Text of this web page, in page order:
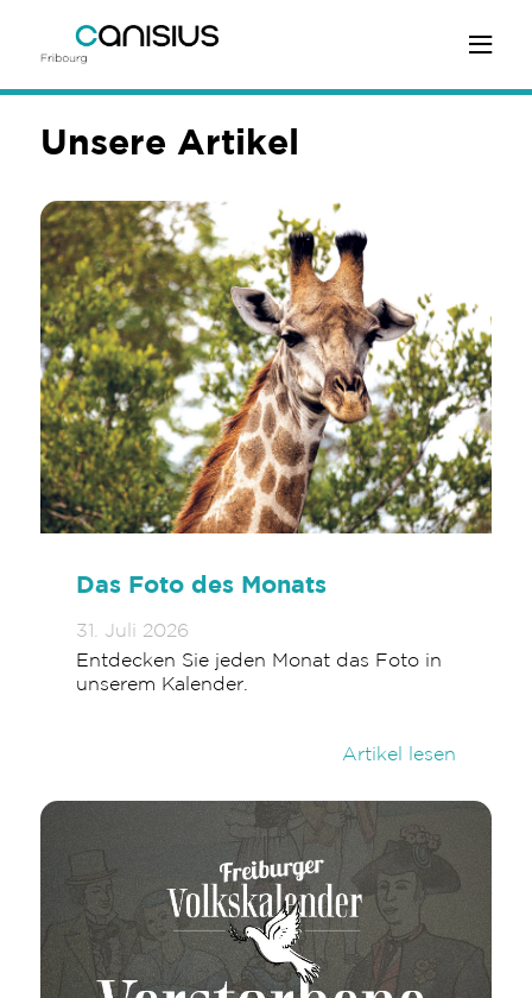
Unsere Artikel
Das Foto des Monats
31. Juli 2026
Entdecken Sie jeden Monat das Foto in
unserem Kalender.
Artikel lesen